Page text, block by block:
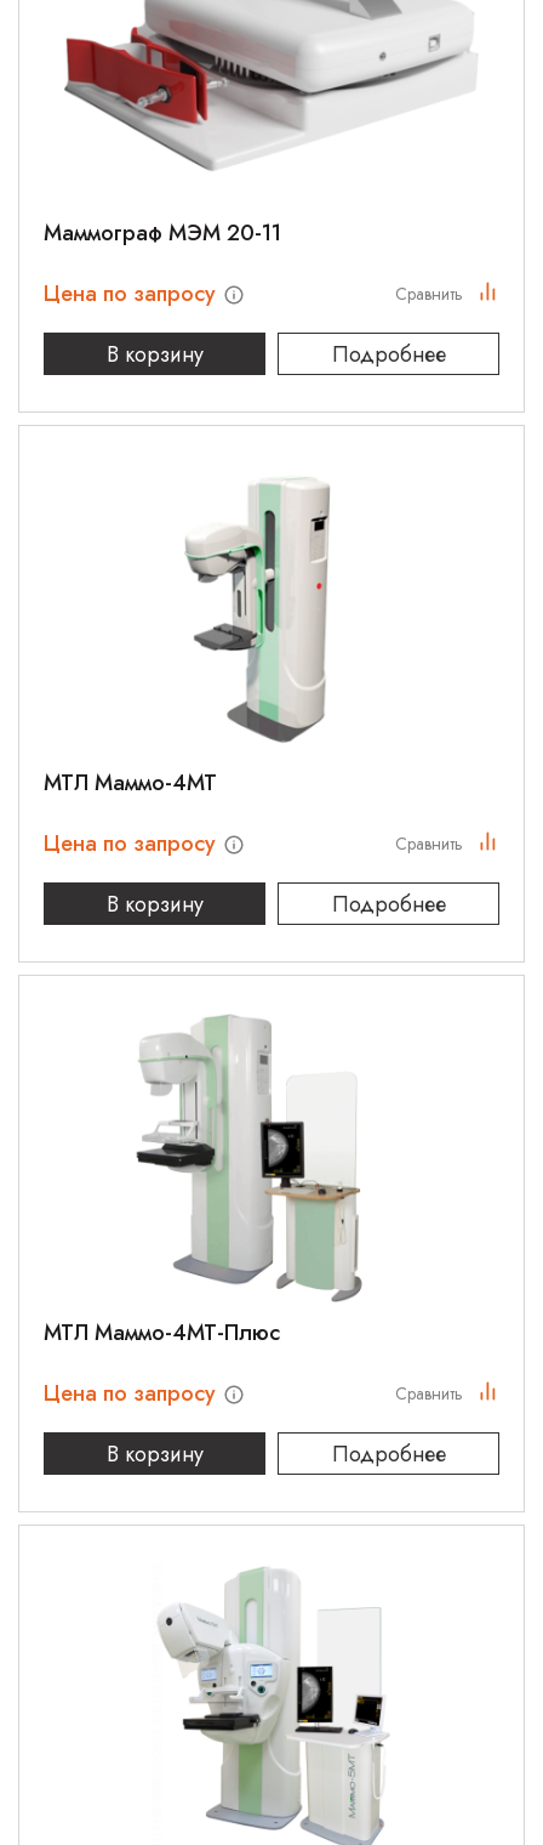
Маммограф МЭМ 20-11
Цена по запросу
В корзину
Подробнее
Сравнить
МТЛ Маммо-4МТ
Цена по запросу
В корзину
Подробнее
Сравнить
МТЛ Маммо-4МТ-Плюс
Цена по запросу
В корзину
Подробнее
Сравнить